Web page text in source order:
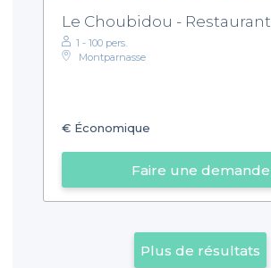
Le Choubidou - Restaurant
1 - 100 pers.
Montparnasse
€ Économique
Faire une demande
Plus de résultats